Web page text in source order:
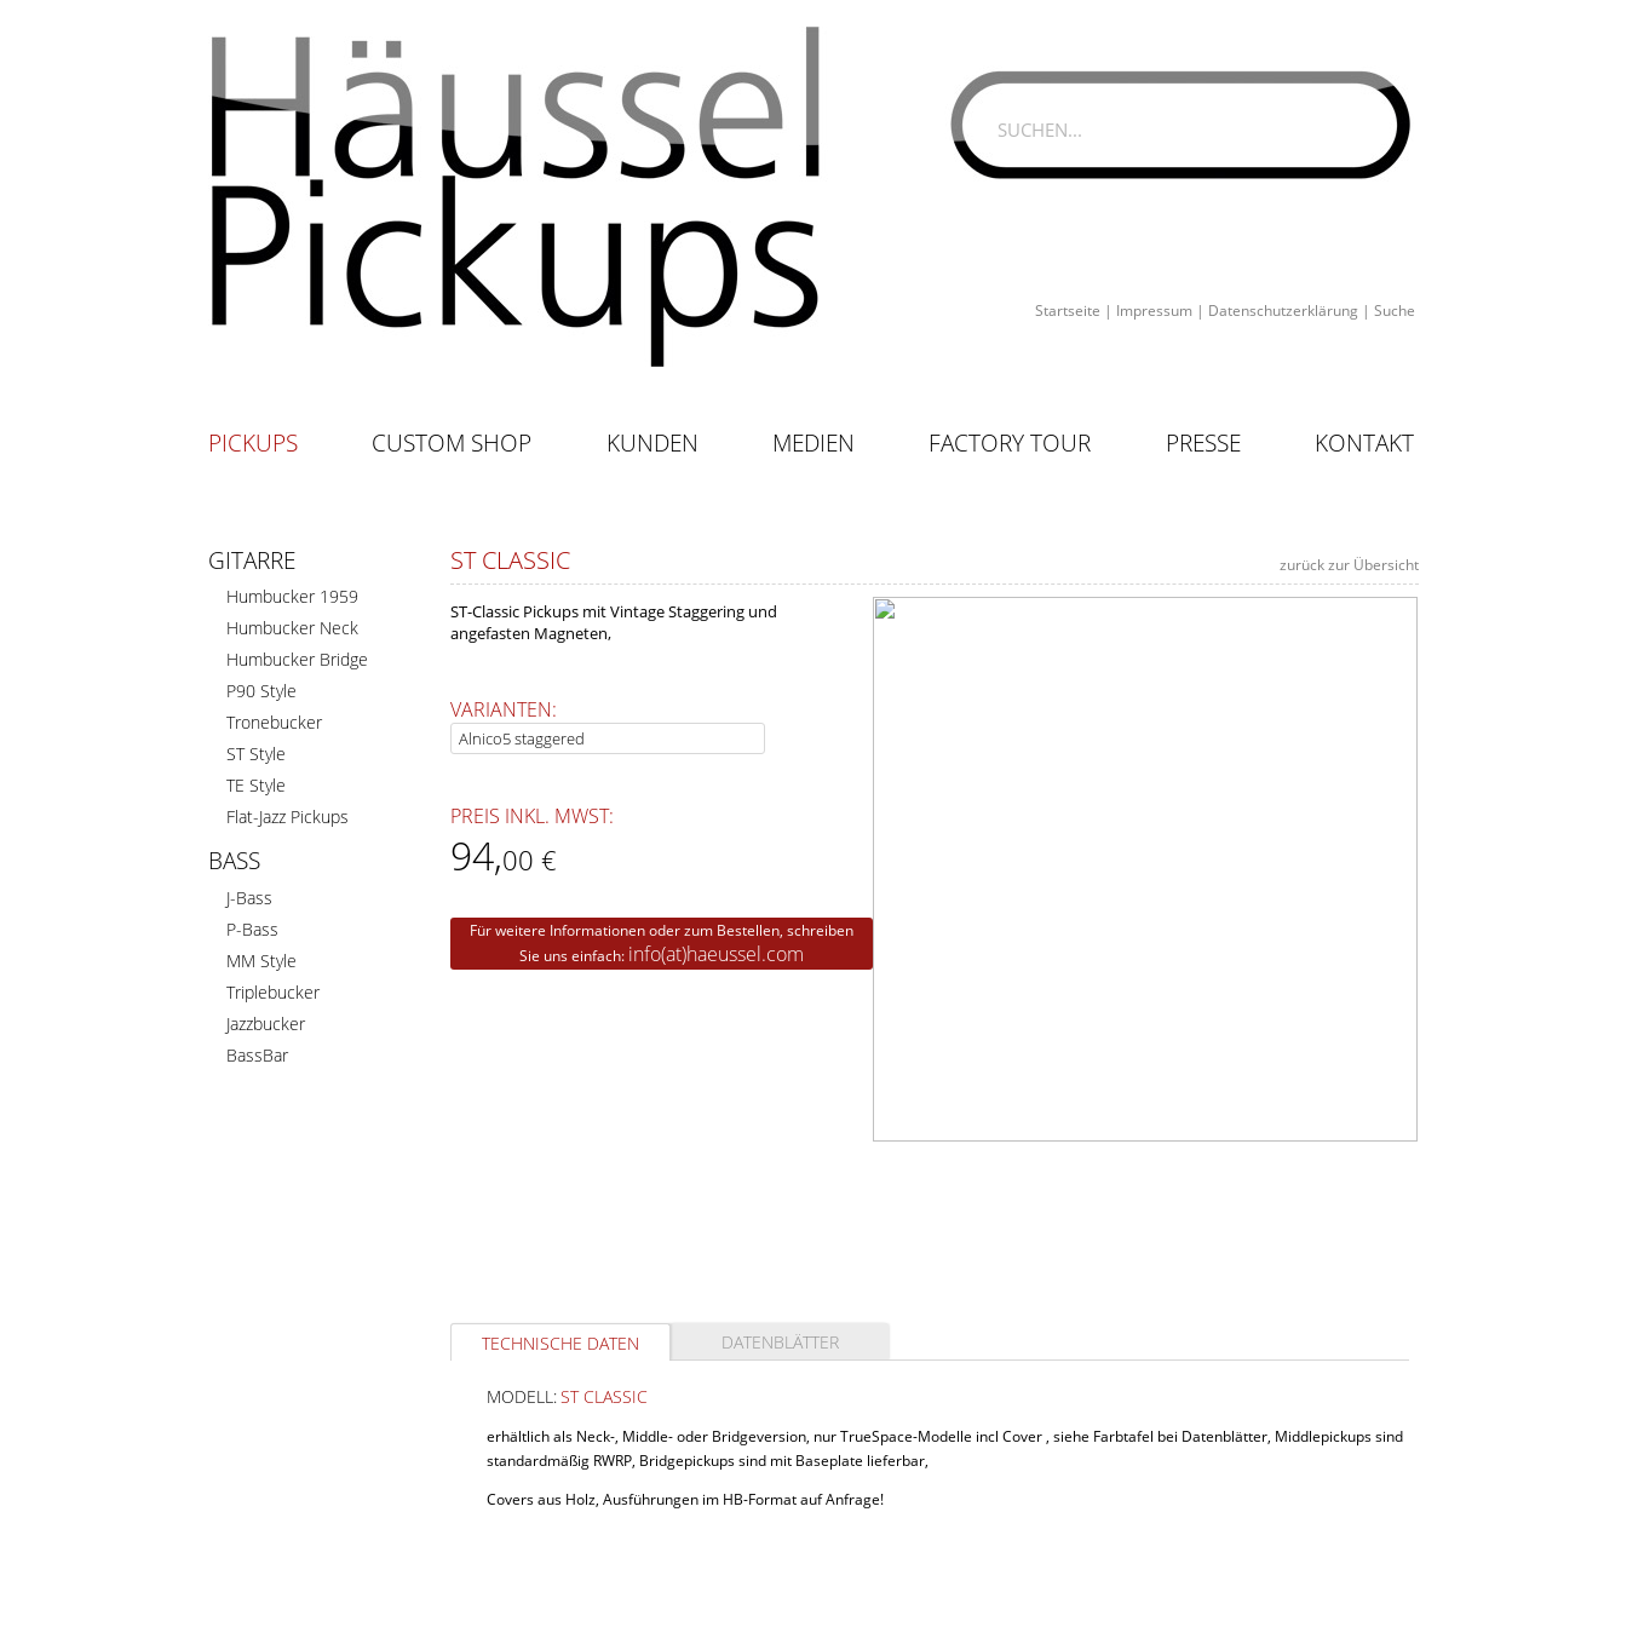
Startseite | Impressum | Datenschutzerklärung | Suche
PICKUPS CUSTOM SHOP KUNDEN MEDIEN FACTORY TOUR PRESSE KONTAKT
GITARRE
Humbucker 1959
Humbucker Neck
Humbucker Bridge
P90 Style
Tronebucker
ST Style
TE Style
Flat-Jazz Pickups
BASS
J-Bass
P-Bass
MM Style
Triplebucker
Jazzbucker
BassBar
ST CLASSIC zurück zur Übersicht
ST-Classic Pickups mit Vintage Staggering und
angefasten Magneten,
VARIANTEN:
PREIS INKL. MWST:
94,00 €
Für weitere Informationen oder zum Bestellen, schreiben
Sie uns einfach: info(at)haeussel.com
TECHNISCHE DATEN DATENBLÄTTER
MODELL:ST CLASSIC
erhältlich als Neck-, Middle- oder Bridgeversion, nur TrueSpace-Modelle incl Cover , siehe Farbtafel bei Datenblätter, Middlepickups sind
standardmäßig RWRP, Bridgepickups sind mit Baseplate lieferbar,
Covers aus Holz, Ausführungen im HB-Format auf Anfrage!